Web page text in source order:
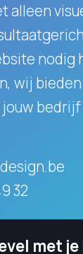
alleen
nodig
wij
32
met